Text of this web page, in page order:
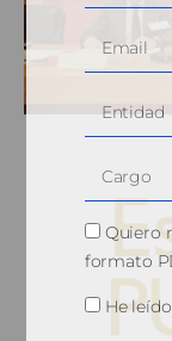
Quiero
formato
He